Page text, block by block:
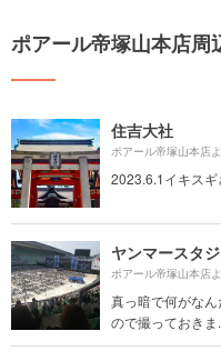
ポアール帝塚山本店周
住吉大社
ポアール帝塚山本店
2023.6.1イキスギ
ヤンマースタ
ポアール帝塚山本店
真っ暗で何がな
ので撮っておきま